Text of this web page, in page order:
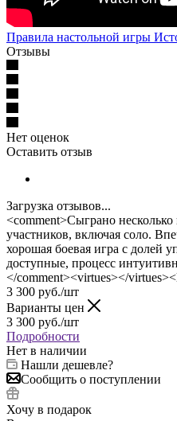
Правила настольной игры
Отзывы
Нет оценок
Оставить отзыв
Загрузка отзывов...
<comment>Сыграно
участников, включая соло.
хорошая боевая игра с долей
доступные, процесс
</comment><virtues></
3 300 руб./шт
Варианты цен
3 300 руб./шт
Подробности
Нет в наличии
Нашли дешевле?
Сообщить о поступлении
Хочу в подарок